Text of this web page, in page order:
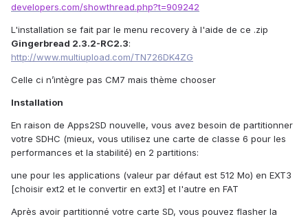
developers.com/showthread.php?t=909242
L'installation se fait par le menu recovery à l'aide de ce .zip
Gingerbread 2.3.2-RC2.3:
http://www.multiupload.com/TN726DK4ZG
Celle ci n’intègre pas CM7 mais thème chooser
Installation
En raison de Apps2SD nouvelle, vous avez besoin de partitionner
votre SDHC (mieux, vous utilisez une carte de classe 6 pour les
performances et la stabilité) en 2 partitions:
une pour les applications (valeur par défaut est 512 Mo) en EXT3
[choisir ext2 et le convertir en ext3] et l'autre en FAT
Après avoir partitionné votre carte SD, vous pouvez flasher la